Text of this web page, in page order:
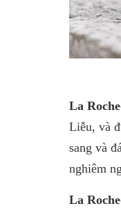
La
Liễu, và
sang và
nghiêm
La